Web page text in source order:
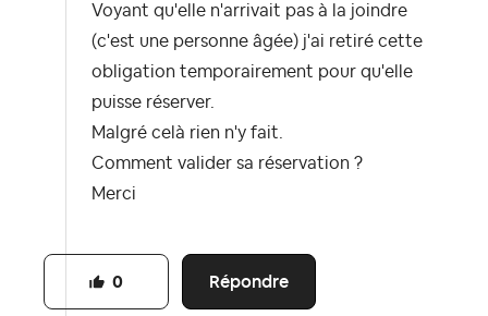
Voyant qu'elle n'arrivait pas à la joindre
(c'est une personne âgée) j'ai retiré cette
obligation temporairement pour qu'elle
puisse réserver.
Malgré celà rien n'y fait.
Comment valider sa réservation ?
Merci
Répondre
0